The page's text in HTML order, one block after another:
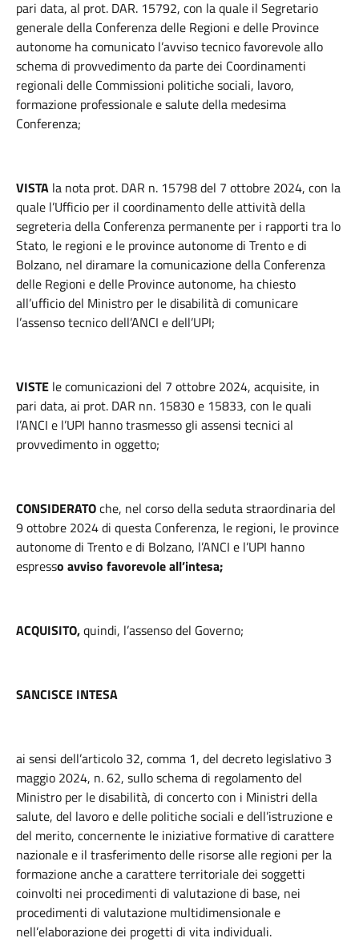
pari data, al prot. DAR. 15792, con la quale il Segretario
generale della Conferenza delle Regioni e delle Province
autonome ha comunicato l’avviso tecnico favorevole allo
schema di provvedimento da parte dei Coordinamenti
regionali delle Commissioni politiche sociali, lavoro,
formazione professionale e salute della medesima
Conferenza;
VISTA la nota prot. DAR n. 15798 del 7 ottobre 2024, con la
quale l’Ufficio per il coordinamento delle attività della
segreteria della Conferenza permanente per i rapporti tra lo
Stato, le regioni e le province autonome di Trento e di
Bolzano, nel diramare la comunicazione della Conferenza
delle Regioni e delle Province autonome, ha chiesto
all’ufficio del Ministro per le disabilità di comunicare
l’assenso tecnico dell’ANCI e dell’UPI;
VISTE le comunicazioni del 7 ottobre 2024, acquisite, in
pari data, ai prot. DAR nn. 15830 e 15833, con le quali
l’ANCI e l’UPI hanno trasmesso gli assensi tecnici al
provvedimento in oggetto;
CONSIDERATOche, nel corso della seduta straordinaria del
9 ottobre 2024 di questa Conferenza, le regioni, le province
autonome di Trento e di Bolzano, l’ANCI e l’UPI hanno
espresso avviso favorevole all’intesa;
ACQUISITO,quindi, l’assenso del Governo;
SANCISCE INTESA
ai sensi dell’articolo 32, comma 1, del decreto legislativo 3
maggio 2024, n. 62, sullo schema di regolamento del
Ministro per le disabilità, di concerto con i Ministri della
salute, del lavoro e delle politiche sociali e dell’istruzione e
del merito, concernente le iniziative formative di carattere
nazionale e il trasferimento delle risorse alle regioni per la
formazione anche a carattere territoriale dei soggetti
coinvolti nei procedimenti di valutazione di base, nei
procedimenti di valutazione multidimensionale e
nell’elaborazione dei progetti di vita individuali.